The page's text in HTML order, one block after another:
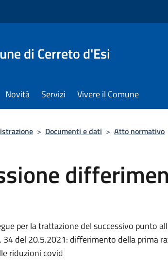
di Cerreto d'Esi
Novità Servizi Vivere il Comune
> Documenti e dati > Atto normativo
per la trattazione del successivo punto
34 del 20.5.2021: differimento della prima
riduzioni covid